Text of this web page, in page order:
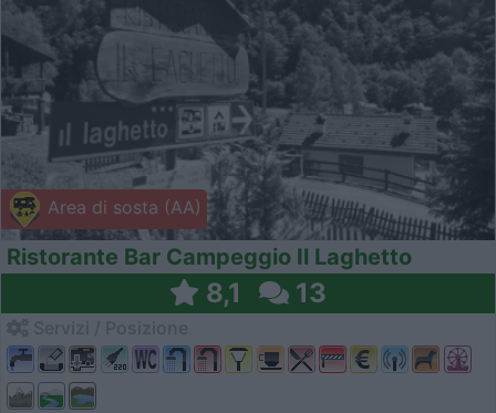
Area di sosta (AA)
Ristorante Bar Campeggio Il Laghetto
8,1 13